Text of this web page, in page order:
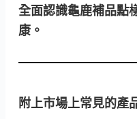
全面認識龜鹿補品點
康。
附上市場上常見的產